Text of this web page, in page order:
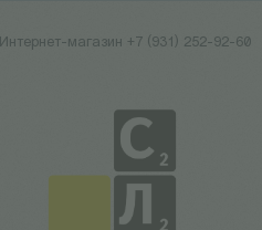
Интернет-магазин +7 (931) 252-92-60